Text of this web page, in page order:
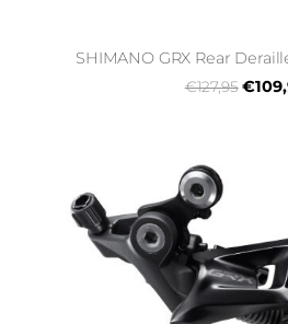
SHIMANO GRX Rear
€127,95